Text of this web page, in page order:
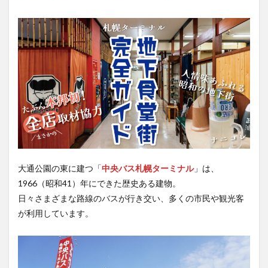
大通公園の東に建つ「中央バス札幌ターミナル」は、
1966（昭和41）年にできた歴史ある建物。
日々さまざまな路線のバスが行き交い、多くの市民や観光客
が利用しています。